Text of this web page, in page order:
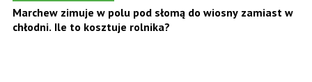
Marchew zimuje w polu pod słomą do wiosny zamiast w
chłodni. Ile to kosztuje rolnika?